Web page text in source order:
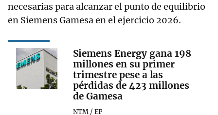
necesarias para alcanzar el punto de equilibrio
en Siemens Gamesa en el ejercicio 2026.
Siemens Energy gana 198
millones en su primer
trimestre pese a las
pérdidas de 423 millones
de Gamesa
NTM / EP